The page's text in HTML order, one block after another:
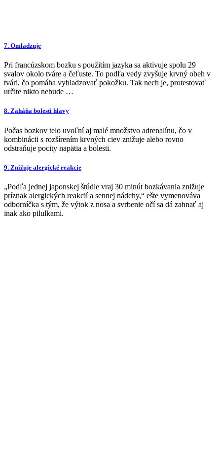
7. Omladzuje
Pri francúzskom bozku s použitím jazyka sa aktivuje spolu 29
svalov okolo tváre a čeľuste. To podľa vedy zvyšuje krvný obeh v
tvári, čo pomáha vyhladzovať pokožku. Tak nech je, protestovať
určite nikto nebude …
8. Zaháňa bolesti hlavy
Počas bozkov telo uvoľní aj malé množstvo adrenalínu, čo v
kombinácii s rozšírením krvných ciev znižuje alebo rovno
odstraňuje pocity napätia a bolesti.
9. Znižuje alergické reakcie
„Podľa jednej japonskej štúdie vraj 30 minút bozkávania znižuje
príznak alergických reakcií a sennej nádchy,“ ešte vymenováva
odborníčka s tým, že výtok z nosa a svrbenie očí sa dá zahnať aj
inak ako pilulkami.